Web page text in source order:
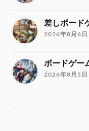
差しボード
2026年8月6日
ボードゲー
2026年8月5日